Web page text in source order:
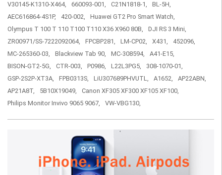
V30145-K1310-X464,
660093-001, C21N1818-1,
BL-5H,
AEC616864-4S1P,
420-002,
Huawei GT2 Pro Smart Watch,
Olympus T 100 T 110 T100 T110 X36 X960 80B,
DJI RS 3 Mini,
ZR00971/SS-7222092064,
FPCBP281, LM-CP02, X431,
452096,
MC-265360-03,
Blackview Tab 90, MC-308594,
A41-E15,
BISON-GT2-5G,
CTR-003, P0986, L22L3PG5,
308-1070-01,
GSP-2S2P-XT3A,
FPB0313S, LiU307689PHVUTL, A1652,
AP22ABN,
AP21A8T,
5B10X19049,
Canon XF305 XF300 XF105 XF100,
Philips Monitor Invivo 9065 9067,
VW-VBG130,